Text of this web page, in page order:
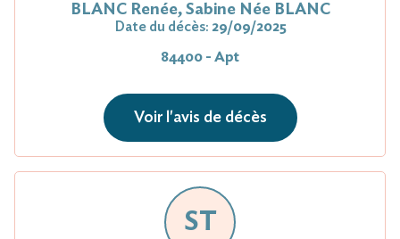
BLANC Renée, Sabine Née BLANC
Date du décès: 29/09/2025
84400 - Apt
Voir l'avis de décès
ST